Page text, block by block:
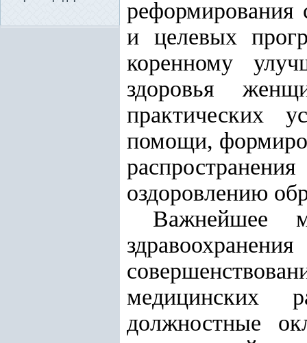
реформирования
и целевых
коренному
здоровья
практических
помощи,
оздоровлению
Важнейшее
медицинских
должностные